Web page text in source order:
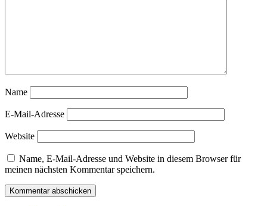
Name
E-Mail-Adresse
Website
Name, E-Mail-Adresse und Website in diesem Browser für
meinen nächsten Kommentar speichern.